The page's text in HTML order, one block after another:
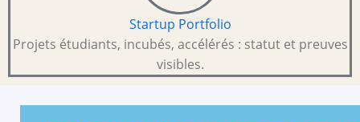
Startup Portfolio
Projets étudiants, incubés, accélérés : statut et preuves
visibles.